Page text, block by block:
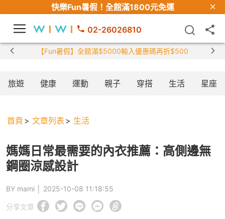
快樂Fun暑假！ 全館滿1800元免運
02-26026810
【Fun暑假】全館滿$5000輸入優惠碼再折$500
旅遊 健康 運動 親子 穿搭 生活 星座
首頁 文章列表 生活
媽媽日常最需要的內衣推薦：高側邊無
鋼圈涼感設計
BY mami │ 2025-10-08 11:18:55
分享文章